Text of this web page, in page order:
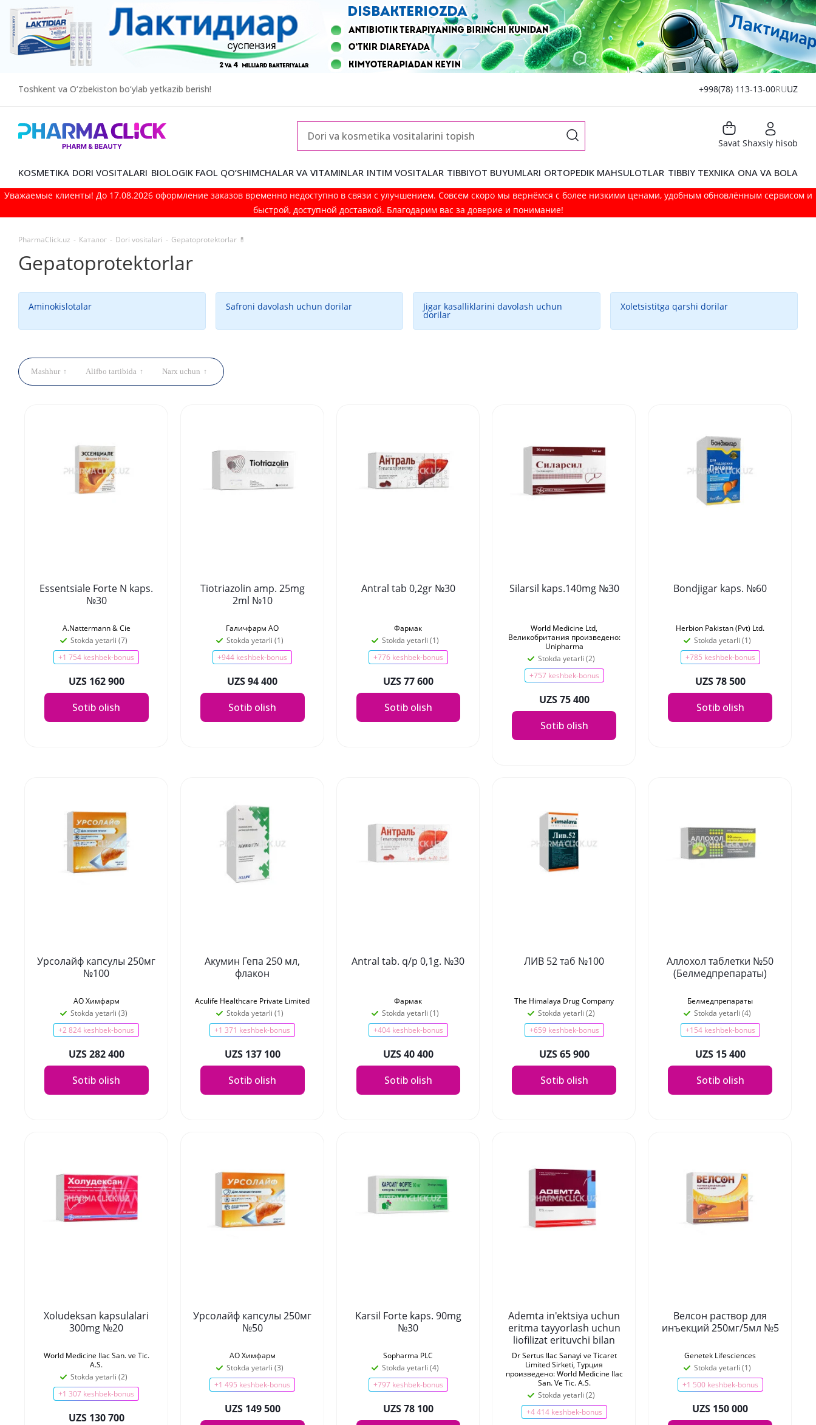
Toshkent va O‘zbekiston bo‘ylab yetkazib berish! +998(78) 113-13-00RUUZ
Savat Shaxsiy hisob
KOSMETIKA DORI VOSITALARI BIOLOGIK FAOL QO’SHIMCHALAR VA VITAMINLAR INTIM VOSITALAR TIBBIYOT BUYUMLARI ORTOPEDIK MAHSULOTLAR TIBBIY TEXNIKA ONA VA BOLA
Уважаемые клиенты! До 17.08.2026 оформление заказов временно недоступно в связи с улучшением. Совсем скоро мы вернёмся с более низкими ценами, удобным обновлённым сервисом и
быстрой, доступной доставкой. Благодарим вас за доверие и понимание!
PharmaClick.uz - Каталог - Dori vositalari - Gepatoprotektorlar 💊
Gepatoprotektorlar
Aminokislotalar Safroni davolash uchun dorilar Jigar kasalliklarini davolash uchun
dorilar
Xoletsistitga qarshi dorilar
Mashhur Alifbo tartibida Narx uchun
Essentsiale Forte N kaps.
№30
A.Nattermann & Cie
Stokda yetarli (7)
+1 754 keshbek-bonus
UZS 162 900
Sotib olish
Tiotriazolin amp. 25mg
2ml №10
Галичфарм АО
Stokda yetarli (1)
+944 keshbek-bonus
UZS 94 400
Sotib olish
Antral tab 0,2gr №30
Фармак
Stokda yetarli (1)
+776 keshbek-bonus
UZS 77 600
Sotib olish
Silarsil kaps.140mg №30
World Medicine Ltd,
Великобритания произведено:
Unipharma
Stokda yetarli (2)
+757 keshbek-bonus
UZS 75 400
Sotib olish
Bondjigar kaps. №60
Herbion Pakistan (Pvt) Ltd.
Stokda yetarli (1)
+785 keshbek-bonus
UZS 78 500
Sotib olish
Урсолайф капсулы 250мг
№100
АО Химфарм
Stokda yetarli (3)
+2 824 keshbek-bonus
UZS 282 400
Sotib olish
Акумин Гепа 250 мл,
флакон
Aculife Healthcare Private Limited
Stokda yetarli (1)
+1 371 keshbek-bonus
UZS 137 100
Sotib olish
Antral tab. q/p 0,1g. №30
Фармак
Stokda yetarli (1)
+404 keshbek-bonus
UZS 40 400
Sotib olish
ЛИВ 52 таб №100
The Himalaya Drug Company
Stokda yetarli (2)
+659 keshbek-bonus
UZS 65 900
Sotib olish
Аллохол таблетки №50
(Белмедпрепараты)
Белмедпрепараты
Stokda yetarli (4)
+154 keshbek-bonus
UZS 15 400
Sotib olish
Xoludeksan kapsulalari
300mg №20
World Medicine Ilac San. ve Tic.
A.S.
Stokda yetarli (2)
+1 307 keshbek-bonus
UZS 130 700
Урсолайф капсулы 250мг
№50
АО Химфарм
Stokda yetarli (3)
+1 495 keshbek-bonus
UZS 149 500
Karsil Forte kaps. 90mg
№30
Sopharma PLC
Stokda yetarli (4)
+797 keshbek-bonus
UZS 78 100
Ademta in'ektsiya uchun
eritma tayyorlash uchun
liofilizat erituvchi bilan
majmuada 400 mg №5
Dr Sertus Ilac Sanayi ve Ticaret
Limited Sirketi, Турция
произведено: World Medicine Ilac
San. Ve Tic. A.S.
Stokda yetarli (2)
+4 414 keshbek-bonus
Велсон раствор для
инъекций 250мг/5мл №5
Genetek Lifesciences
Stokda yetarli (1)
+1 500 keshbek-bonus
UZS 150 000